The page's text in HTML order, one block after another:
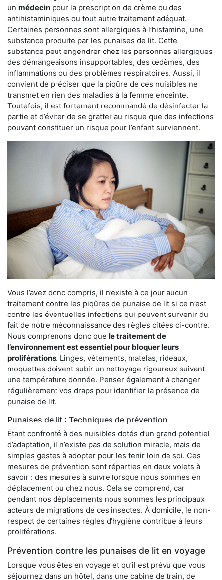
un médecin pour la prescription de crème ou des
antihistaminiques ou tout autre traitement adéquat.
Certaines personnes sont allergiques à l’histamine, une
substance produite par les punaises de lit. Cette
substance peut engendrer chez les personnes allergiques
des démangeaisons insupportables, des œdèmes, des
inflammations ou des problèmes respiratoires. Aussi, il
convient de préciser que la piqûre de ces nuisibles ne
transmet en rien des maladies à la femme enceinte.
Toutefois, il est fortement recommandé de désinfecter la
partie et d’éviter de se gratter au risque que des infections
pouvant constituer un risque pour l’enfant surviennent.
Vous l’avez donc compris, il n’existe à ce jour aucun
traitement contre les piqûres de punaise de lit si ce n’est
contre les éventuelles infections qui peuvent survenir du
fait de notre méconnaissance des règles citées ci-contre.
Nous comprenons donc que le traitement de
l’environnement est essentiel pour bloquer leurs
proliférations. Linges, vêtements, matelas, rideaux,
moquettes doivent subir un nettoyage rigoureux suivant
une température donnée. Penser également à changer
régulièrement vos draps pour identifier la présence de
punaise de lit.
Punaises de lit : Techniques de prévention
Étant confronté à des nuisibles dotés d’un grand potentiel
d’adaptation, il n’existe pas de solution miracle, mais de
simples gestes à adopter pour les tenir loin de soi. Ces
mesures de prévention sont réparties en deux volets à
savoir : des mesures à suivre lorsque nous sommes en
déplacement ou chez nous. Cela se comprend, car
pendant nos déplacements nous sommes les principaux
acteurs de migrations de ces insectes. À domicile, le non-
respect de certaines règles d’hygiène contribue à leurs
proliférations.
Prévention contre les punaises de lit en voyage
Lorsque vous êtes en voyage et qu’il est prévu que vous
séjournez dans un hôtel, dans une cabine de train, de